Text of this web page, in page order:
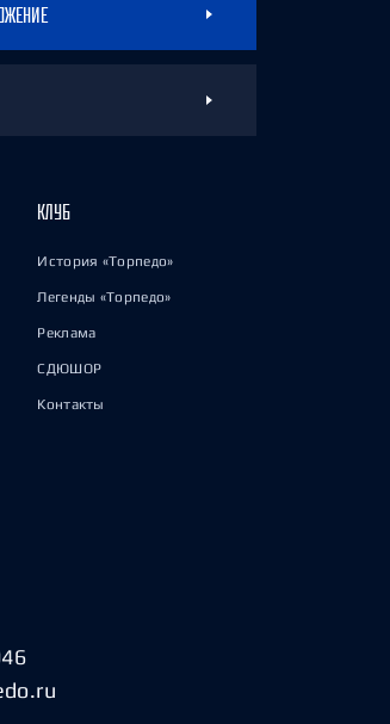
КЛУБ
История «Торпедо»
Легенды «Торпедо»
Реклама
СДЮШОР
Контакты